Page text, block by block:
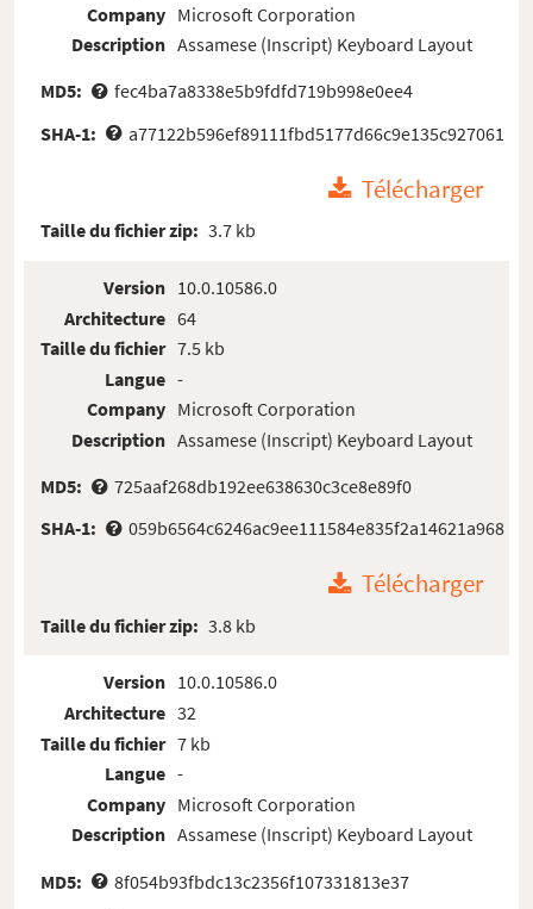
Company
Description
Microsoft Corporation
Assamese (Inscript) Keyboard Layout
MD5:
fec4ba7a8338e5b9fdfd719b998e0ee4
SHA-1:
a77122b596ef89111fbd5177d66c9e135c927061
Télécharger
Taille du fichier zip: 3.7 kb
Version
Architecture
Taille du fichier
Langue
Company
Description
10.0.10586.0
64
7.5 kb
-
Microsoft Corporation
Assamese (Inscript) Keyboard Layout
MD5:
725aaf268db192ee638630c3ce8e89f0
SHA-1:
059b6564c6246ac9ee111584e835f2a14621a968
Télécharger
Taille du fichier zip: 3.8 kb
Version
Architecture
Taille du fichier
Langue
Company
Description
10.0.10586.0
32
7 kb
-
Microsoft Corporation
Assamese (Inscript) Keyboard Layout
MD5:
8f054b93fbdc13c2356f107331813e37